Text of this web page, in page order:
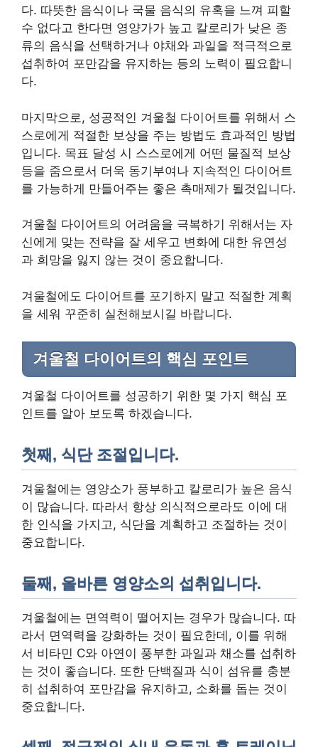
다. 따뜻한 음식이나 국물 음식의 유혹을 느껴 피할
수 없다고 한다면 영양가가 높고 칼로리가 낮은 종
류의 음식을 선택하거나 야채와 과일을 적극적으로
섭취하여 포만감을 유지하는 등의 노력이 필요합니
다.
마지막으로, 성공적인 겨울철 다이어트를 위해서 스
스로에게 적절한 보상을 주는 방법도 효과적인 방법
입니다. 목표 달성 시 스스로에게 어떤 물질적 보상
등을 줌으로서 더욱 동기부여나 지속적인 다이어트
를 가능하게 만들어주는 좋은 촉매제가 될것입니다.
겨울철 다이어트의 어려움을 극복하기 위해서는 자
신에게 맞는 전략을 잘 세우고 변화에 대한 유연성
과 희망을 잃지 않는 것이 중요합니다.
겨울철에도 다이어트를 포기하지 말고 적절한 계획
을 세워 꾸준히 실천해보시길 바랍니다.
겨울철 다이어트의 핵심 포인트
겨울철 다이어트를 성공하기 위한 몇 가지 핵심 포
인트를 알아 보도록 하겠습니다.
첫째, 식단 조절입니다.
겨울철에는 영양소가 풍부하고 칼로리가 높은 음식
이 많습니다. 따라서 항상 의식적으로라도 이에 대
한 인식을 가지고, 식단을 계획하고 조절하는 것이
중요합니다.
둘째, 올바른 영양소의 섭취입니다.
겨울철에는 면역력이 떨어지는 경우가 많습니다. 따
라서 면역력을 강화하는 것이 필요한데, 이를 위해
서 비타민 C와 아연이 풍부한 과일과 채소를 섭취하
는 것이 좋습니다. 또한 단백질과 식이 섬유를 충분
히 섭취하여 포만감을 유지하고, 소화를 돕는 것이
중요합니다.